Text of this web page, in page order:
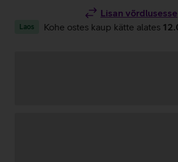
Lisan võrdlusesse
Laos Kohe ostes kaup kätte alates